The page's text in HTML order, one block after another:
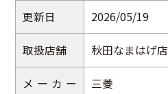
更新日 2026/05/19
取扱店舗 秋田なまはげ店
メーカー
三菱